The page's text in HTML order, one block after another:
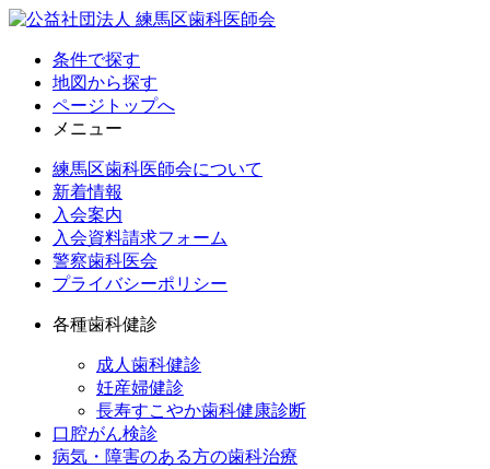
条件で探す
地図から探す
ページトップへ
メニュー
練馬区歯科医師会について
新着情報
入会案内
入会資料請求フォーム
警察歯科医会
プライバシーポリシー
各種歯科健診
成人歯科健診
妊産婦健診
長寿すこやか歯科健康診断
口腔がん検診
病気・障害のある方の歯科治療